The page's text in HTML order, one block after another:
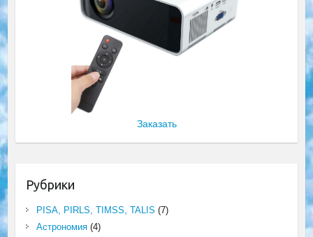
Заказать
Рубрики
PISA, PIRLS, TIMSS, TALIS (7)
Астрономия(4)